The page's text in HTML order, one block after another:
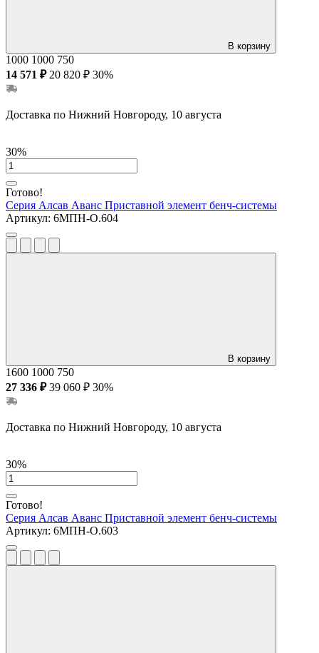
В корзину
1000 1000 750
14 571 ₽ 20 820 ₽ 30%
Доставка по Нижний Новгороду, 10 августа
30%
Готово!
Серия Алсав Аванс Приставной элемент бенч-системы
Артикул: 6МПН-О.604
В корзину
1600 1000 750
27 336 ₽ 39 060 ₽ 30%
Доставка по Нижний Новгороду, 10 августа
30%
Готово!
Серия Алсав Аванс Приставной элемент бенч-системы
Артикул: 6МПН-О.603